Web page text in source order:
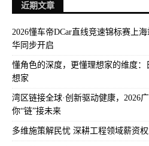
近期文章
2026懂车帝DCar直线竞速锦标赛上
华同步开启
懂角色的深度，更懂理想家的维度
想家
湾区链接全球·创新驱动健康，2026
你“链”接未来
多维施策解民忧 深耕工程领域薪资